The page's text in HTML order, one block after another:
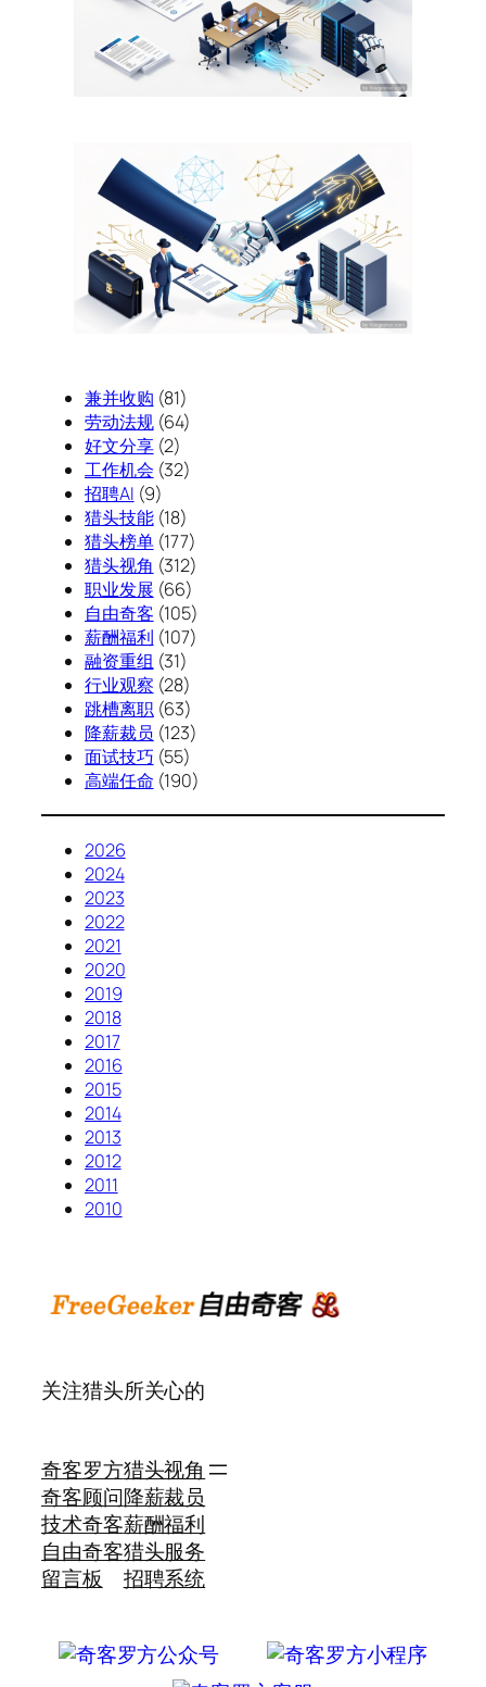
兼并收购 (81)
劳动法规(64)
好文分享(2)
工作机会 (32)
招聘AI (9)
猎头技能(18)
猎头榜单(177)
猎头视角 (312)
职业发展 (66)
自由奇客 (105)
薪酬福利 (107)
融资重组 (31)
行业观察 (28)
跳槽离职(63)
降薪裁员 (123)
面试技巧 (55)
高端任命 (190)
2026
2024
2023
2022
2021
2020
2019
2018
2017
2016
2015
2014
2013
2012
2011
2010
关注猎头所关心的
奇客罗方
奇客顾问
技术奇客
自由奇客
留言板
猎头视角
降薪裁员
薪酬福利
猎头服务
招聘系统